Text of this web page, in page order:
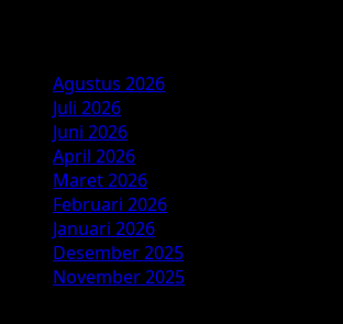
Agustus 2026
Juli 2026
Juni 2026
April 2026
Maret 2026
Februari 2026
Januari 2026
Desember 2025
November 2025